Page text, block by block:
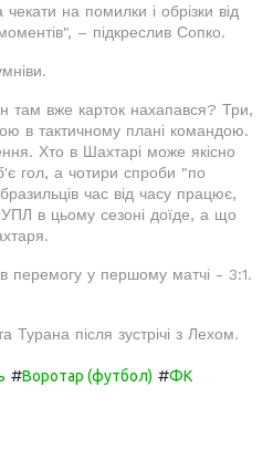
на помилки і обрізки від
– підкреслив Сопко.
там вже карток нахапався? Три,
в тактичному плані командою.
Хто в Шахтарі може якісно
гол, а чотири спроби "по
час від часу працює,
в цьому сезоні доїде, а що
перемогу у першому матчі - 3:1.
Турана після зустрічі з Лехом.
#Воротар (футбол) #ФК